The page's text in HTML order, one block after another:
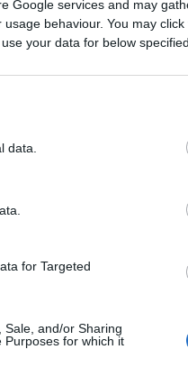
Google services and may
behaviour. You may
your data for below
data.
for Targeted
Sale, and/or Sharing
Purposes for which it
via
gli
da
ruote di
uno
come
Nicola De